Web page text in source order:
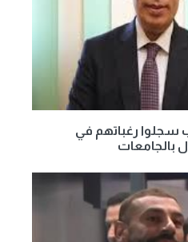
29 ألف طالب سجلوا رغباتهم في
بالجامعات